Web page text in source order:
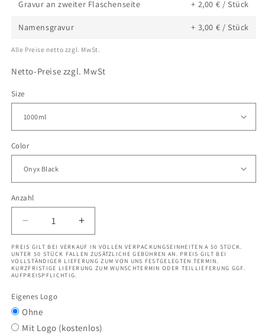
Gravur an zweiter Flaschenseite + 2,00 € / Stück
Namensgravur + 3,00 € / Stück
Alle Preise netto zzgl. MwSt.
Netto-Preise zzgl. MwSt
Size
Color
Anzahl
Verringere
die
Menge
für
uberBottle
|
softTouch
Sieb
Erhöhe
die
Menge
für
Sieb
PREIS GILT BEI VERKAUF IN VOLLEN VERPACKUNGSEINHEITEN A 50 STÜCK.
UNTER 50 STÜCK FALLEN ZUSÄTZLICHE GEBÜHREN AN. PREIS GILT BEI
VOLLSTÄNDIGER LIEFERUNG ZUM VON UNS FESTGELEGTEN TERMIN.
KURZFRISTIGE LIEFERUNG ZUM WUNSCHTERMIN ODER TEILLIEFERUNG GGF.
AUFPREISPFLICHTIG.
Eigenes Logo
Ohne
Mit Logo (kostenlos)